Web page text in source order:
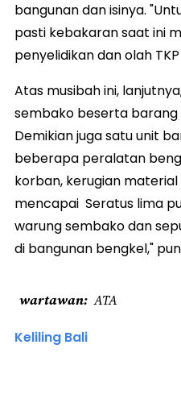
bangunan dan isinya.
pasti kebakaran saat ini
penyelidikan dan olah
Atas musibah ini,
sembako beserta
Demikian juga satu unit
beberapa peralatan
korban, kerugian
mencapai Seratus lima
warung sembako dan
di bangunan bengkel,"
wartawan ATA
Keliling Bali